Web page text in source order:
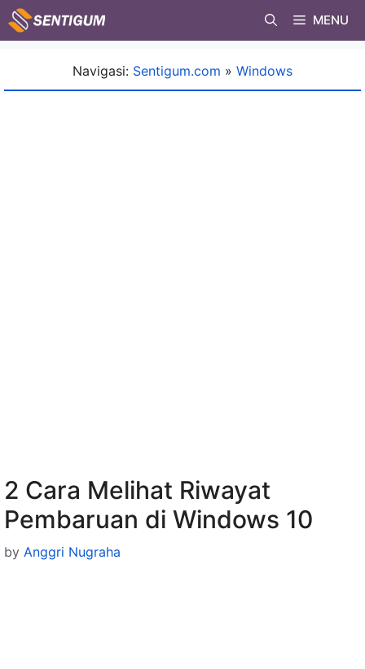
Skip
to
MENU
Navigasi: Sentigum.com » Windows
2 Cara Melihat Riwayat
Pembaruan di Windows 10
by Anggri Nugraha